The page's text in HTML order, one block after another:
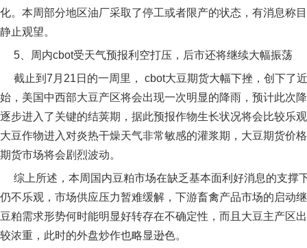
化。本周部分地区油厂采取了停工或者限产的状态，有消息称
静止观望。
5、周内cbot受天气预报利空打压，后市还将继续大幅振荡
截止到7月21日的一周里， cbot大豆期货大幅下挫，创下了
始，美国中西部大豆产区将会出现一次明显的降雨，预计此次
逐步进入了关键的结荚期，据此预报作物生长状况将会比较乐
大豆作物进入对炎热干燥天气非常敏感的灌浆期，大豆期货价
期货市场将会剧烈波动。
综上所述，本周国内豆粕市场在缺乏基本面利好消息的支撑
仍不乐观，市场供应压力暂难缓解，下游畜禽产品市场的启动
豆粕需求形势何时能明显好转存在不确定性，而且大豆主产区
较浓重，此时的外盘炒作也略显逊色。